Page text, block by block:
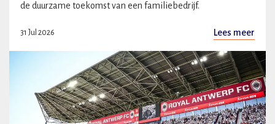
de duurzame toekomst van een familiebedrijf.
31 Jul 2026 Lees meer